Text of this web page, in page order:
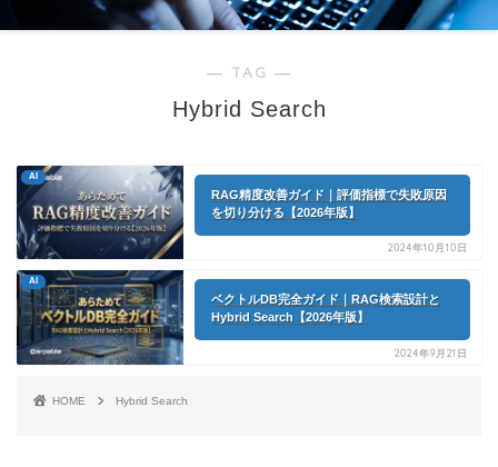
― TAG ―
Hybrid Search
AI
RAG精度改善ガイド｜評価指標で失敗原因
を切り分ける【2026年版】
2024年10月10日
AI
ベクトルDB完全ガイド｜RAG検索設計と
Hybrid Search【2026年版】
2024年9月21日
HOME Hybrid Search